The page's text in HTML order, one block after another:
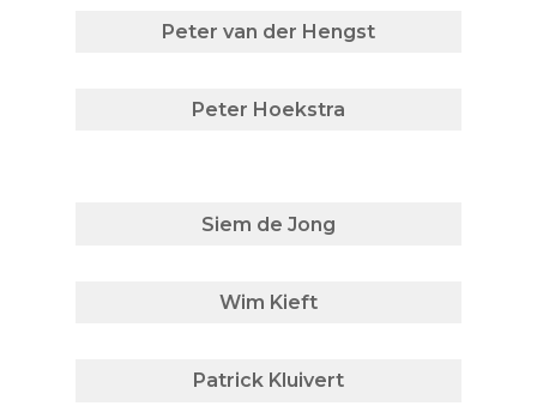
Peter van der Hengst
Peter Hoekstra
Siem de Jong
Wim Kieft
Patrick Kluivert